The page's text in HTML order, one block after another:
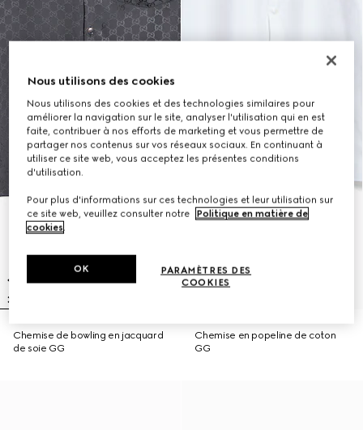
Chemise de bowling en jacquard
de soie GG
Chemise en popeline de coton
GG
Nous utilisons des cookies
Nous utilisons des cookies et des technologies similaires pour
améliorer la navigation sur le site, analyser l'utilisation qui en est
faite, contribuer à nos efforts de marketing et vous permettre de
partager nos contenus sur vos réseaux sociaux. En continuant à
utiliser ce site web, vous acceptez les présentes conditions
d'utilisation.
Pour plus d'informations sur ces technologies et leur utilisation sur
ce site web, veuillez consulter notre
Politique en matière de
cookies.
PARAMÈTRES DES
COOKIES
OK